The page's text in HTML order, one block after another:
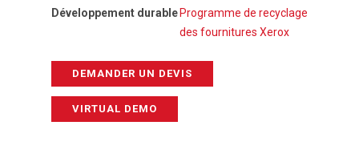
Développement durable Programme de recyclage
des fournitures Xerox
DEMANDER UN DEVIS
VIRTUAL DEMO